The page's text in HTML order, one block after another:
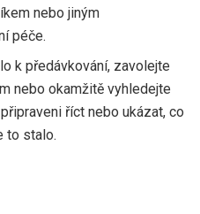
nebo jiným
péče.
k předávkování, zavolejte
nebo okamžitě vyhledejte
říct nebo ukázat, co
to stalo.